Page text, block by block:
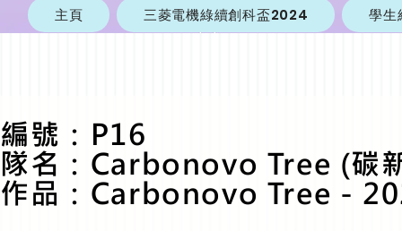
主頁 三菱電機綠續創科盃2024 學生
編號：P16
隊名：Carbonovo Tree (碳
作品：Carbonovo Tree -